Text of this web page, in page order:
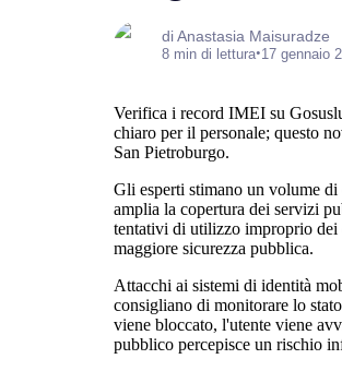
di Anastasia Maisuradze
8 min di lettura•17 gennaio
Verifica i record IMEI su
chiaro per il personale; questo
San Pietroburgo.
Gli esperti stimano un volume
amplia la copertura dei servizi
tentativi di utilizzo improprio dei
maggiore sicurezza pubblica.
Attacchi ai sistemi di identità
consigliano di monitorare lo
viene bloccato, l'utente viene
pubblico percepisce un rischio